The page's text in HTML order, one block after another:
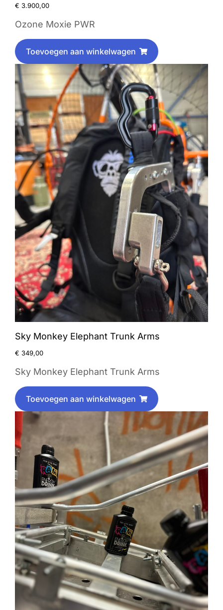
€ 3.900,00
Ozone Moxie PWR
Toevoegen aan winkelwagen
Sky Monkey Elephant Trunk Arms
€ 349,00
Sky Monkey Elephant Trunk Arms
Toevoegen aan winkelwagen